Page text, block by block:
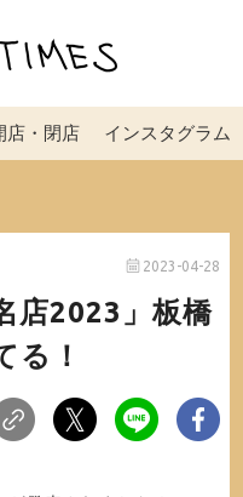
店・閉店 インスタグラム
2023-04-28
店2023」板橋
る！